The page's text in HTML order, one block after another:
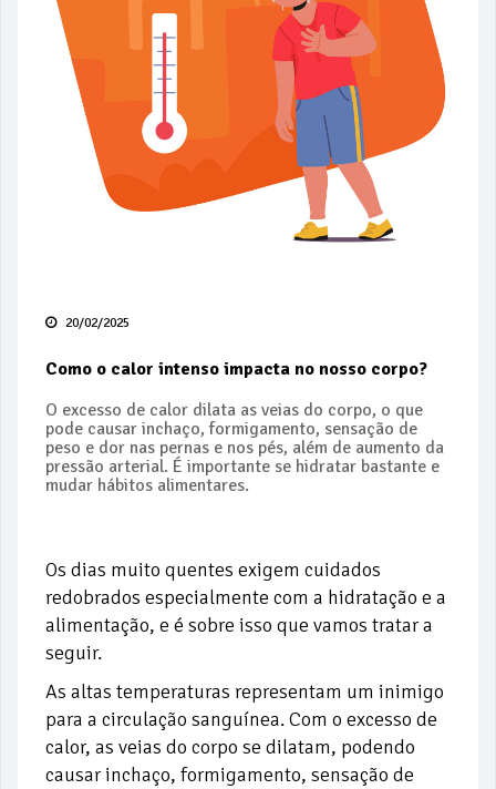
20/02/2025
Como o calor intenso impacta no nosso corpo?
O excesso de calor dilata as veias do corpo, o que
pode causar inchaço, formigamento, sensação de
peso e dor nas pernas e nos pés, além de aumento da
pressão arterial. É importante se hidratar bastante e
mudar hábitos alimentares.
Os dias muito quentes exigem cuidados
redobrados especialmente com a hidratação e a
alimentação, e é sobre isso que vamos tratar a
seguir.
As altas temperaturas representam um inimigo
para a circulação sanguínea. Com o excesso de
calor, as veias do corpo se dilatam, podendo
causar inchaço, formigamento, sensação de